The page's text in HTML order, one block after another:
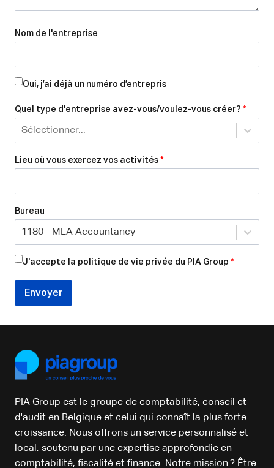
Nom de l'entreprise
Oui, j’ai déjà un numéro d’entrepris
Quel type d'entreprise avez-vous/voulez-vous créer? *
Sélectionner...
Lieu où vous exercez vos activités *
Bureau
1180 - MLA Accountancy
J'accepte la politique de vie privée du PIA Group *
Envoyer
PIA Group est le groupe de comptabilité, conseil et
d'audit en Belgique et celui qui connaît la plus forte
croissance. Nous offrons un service personnalisé et
local, soutenu par une expertise approfondie en
comptabilité, fiscalité et finance. Notre mission ? Être